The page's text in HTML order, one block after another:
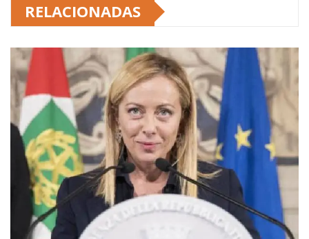
RELACIONADAS